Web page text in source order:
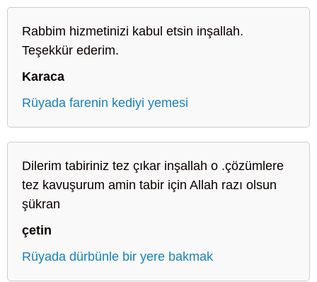
Rabbim hizmetinizi kabul etsin inşallah.
Teşekkür ederim.
Karaca
Rüyada farenin kediyi yemesi
Dilerim tabiriniz tez çıkar inşallah o .çözümlere
tez kavuşurum amin tabir için Allah razı olsun
şükran
çetin
Rüyada dürbünle bir yere bakmak